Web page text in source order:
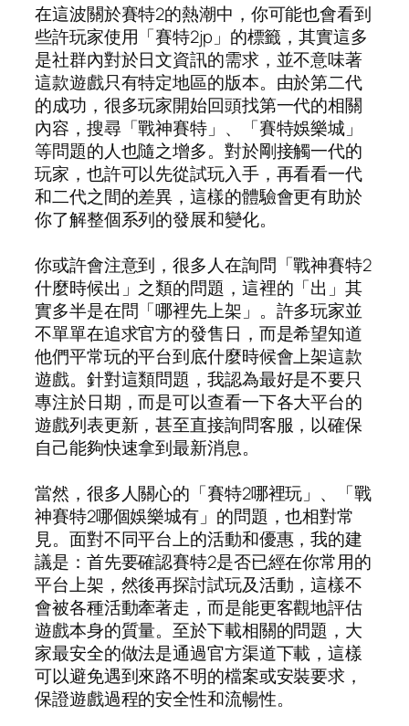
在這波關於賽特2的熱潮中，你可能也會看到
些許玩家使用「賽特2jp」的標籤，其實這多
是社群內對於日文資訊的需求，並不意味著
這款遊戲只有特定地區的版本。由於第二代
的成功，很多玩家開始回頭找第一代的相關
內容，搜尋「戰神賽特」、「賽特娛樂城」
等問題的人也隨之增多。對於剛接觸一代的
玩家，也許可以先從試玩入手，再看看一代
和二代之間的差異，這樣的體驗會更有助於
你了解整個系列的發展和變化。
你或許會注意到，很多人在詢問「戰神賽特2
什麼時候出」之類的問題，這裡的「出」其
實多半是在問「哪裡先上架」。許多玩家並
不單單在追求官方的發售日，而是希望知道
他們平常玩的平台到底什麼時候會上架這款
遊戲。針對這類問題，我認為最好是不要只
專注於日期，而是可以查看一下各大平台的
遊戲列表更新，甚至直接詢問客服，以確保
自己能夠快速拿到最新消息。
當然，很多人關心的「賽特2哪裡玩」、「戰
神賽特2哪個娛樂城有」的問題，也相對常
見。面對不同平台上的活動和優惠，我的建
議是：首先要確認賽特2是否已經在你常用的
平台上架，然後再探討試玩及活動，這樣不
會被各種活動牽著走，而是能更客觀地評估
遊戲本身的質量。至於下載相關的問題，大
家最安全的做法是通過官方渠道下載，這樣
可以避免遇到來路不明的檔案或安裝要求，
保證遊戲過程的安全性和流暢性。